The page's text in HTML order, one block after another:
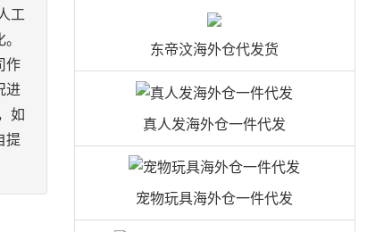
工
作
进
如
提
东帝汶海外仓代发货
真人发海外仓一件代发
宠物玩具海外仓一件代发